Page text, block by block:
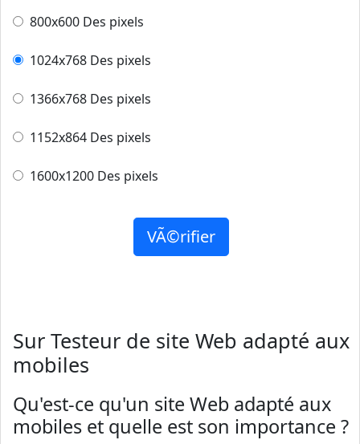
800x600 Des pixels
1024x768 Des pixels
1366x768 Des pixels
1152x864 Des pixels
1600x1200 Des pixels
Sur Testeur de site Web adapté aux
mobiles
Qu'est-ce qu'un site Web adapté aux
mobiles et quelle est son importance ?